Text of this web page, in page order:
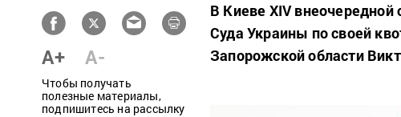
A+ A-
Чтобы получать
полезные материалы,
подпишитесь на рассылку
В Киеве XIV внеочередной
Суда Украины по своей
Запорожской области